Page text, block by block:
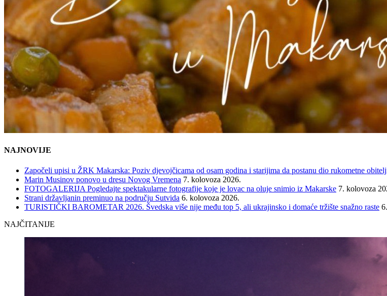
NAJNOVIJE
Započeli upisi u ŽRK Makarska: Poziv djevojčicama od osam godina i starijima da postanu dio rukometne
Marin Musinov ponovo u dresu Novog Vremena 7. kolovoza 2026.
FOTOGALERIJA Pogledajte spektakularne fotografije koje je lovac na oluje snimio iz Makarske 7. kolovoza
Strani državljanin preminuo na području Sutvida 6. kolovoza 2026.
TURISTIČKI BAROMETAR 2026. Švedska više nije među top 5, ali ukrajinsko i domaće tržište snažno raste
NAJČITANIJE